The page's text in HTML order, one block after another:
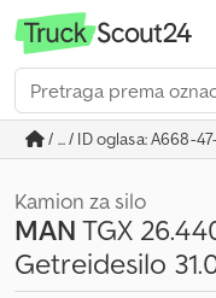
/ ... / ID oglasa: A668-
Kamion za silo
MANTGX
Getreidesilo